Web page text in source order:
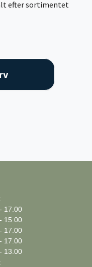
efter sortimentet
17.00
15.00
17.00
17.00
13.00